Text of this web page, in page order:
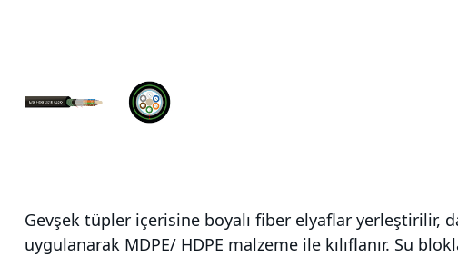
Gevşek tüpler içerisine boyalı fiber elyaflar yerleştirilir,
uygulanarak MDPE/ HDPE malzeme ile kılıflanır. Su